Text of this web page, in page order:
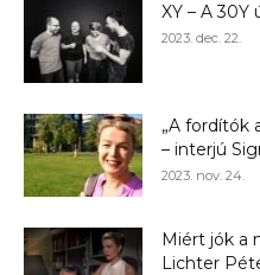
XY – A 30Y
2023. dec. 22.
„A fordítók
– interjú
2023. nov. 24.
Miért jók a
Lichter